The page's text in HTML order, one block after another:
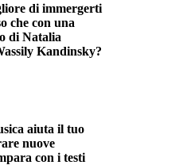
di immergerti
che con una
di Natalia
Kandinsky?
aiuta il tuo
nuove
con i testi